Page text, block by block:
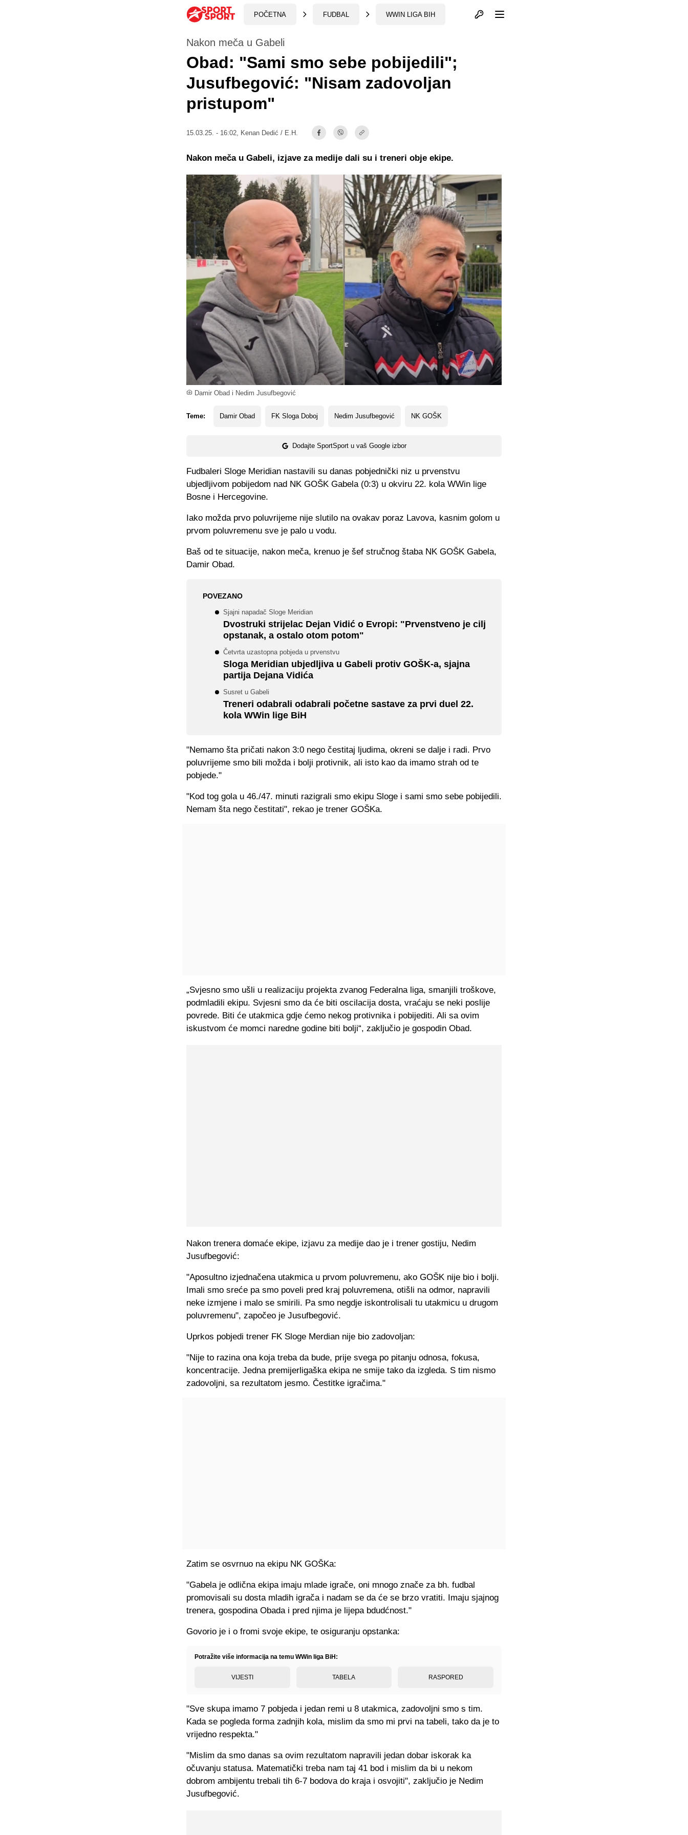
POČETNA FUDBAL WWIN LIGA BIH Otvori profil
Damir Obad i Nedim Jusufbegović
Nakon meča u Gabeli
Obad: "Sami smo sebe pobijedili";
Jusufbegović: "Nisam zadovoljan
pristupom"
15.03.25. - 16:02, Kenan Dedić / E.H.
Teme: Damir Obad FK Sloga Doboj Nedim Jusufbegović NK GOŠK
Dodajte SportSport u vaš Google izbor
Nakon meča u Gabeli, izjave za medije dali su i treneri obje ekipe.
Fudbaleri Sloge Meridian nastavili su danas pobjednički niz u prvenstvu
ubjedljivom pobijedom nad NK GOŠK Gabela (0:3) u okviru 22. kola WWin lige
Bosne i Hercegovine.
Iako možda prvo poluvrijeme nije slutilo na ovakav poraz Lavova, kasnim golom u
prvom poluvremenu sve je palo u vodu.
Baš od te situacije, nakon meča, krenuo je šef stručnog štaba NK GOŠK Gabela,
Damir Obad.
POVEZANO
Sjajni napadač Sloge Meridian
Dvostruki strijelac Dejan Vidić o Evropi: "Prvenstveno je cilj
opstanak, a ostalo otom potom"
Četvrta uzastopna pobjeda u prvenstvu
Sloga Meridian ubjedljiva u Gabeli protiv GOŠK-a, sjajna
partija Dejana Vidića
Susret u Gabeli
Treneri odabrali odabrali početne sastave za prvi duel 22.
kola WWin lige BiH
"Nemamo šta pričati nakon 3:0 nego čestitaj ljudima, okreni se dalje i radi. Prvo
poluvrijeme smo bili možda i bolji protivnik, ali isto kao da imamo strah od te
pobjede."
"Kod tog gola u 46./47. minuti razigrali smo ekipu Sloge i sami smo sebe pobijedili.
Nemam šta nego čestitati", rekao je trener GOŠKa.
„Svjesno smo ušli u realizaciju projekta zvanog Federalna liga, smanjili troškove,
podmladili ekipu. Svjesni smo da će biti oscilacija dosta, vraćaju se neki poslije
povrede. Biti će utakmica gdje ćemo nekog protivnika i pobijediti. Ali sa ovim
iskustvom će momci naredne godine biti bolji“, zaključio je gospodin Obad.
Nakon trenera domaće ekipe, izjavu za medije dao je i trener gostiju, Nedim
Jusufbegović:
"Aposultno izjednačena utakmica u prvom poluvremenu, ako GOŠK nije bio i bolji.
Imali smo sreće pa smo poveli pred kraj poluvremena, otišli na odmor, napravili
neke izmjene i malo se smirili. Pa smo negdje iskontrolisali tu utakmicu u drugom
poluvremenu", započeo je Jusufbegović.
Uprkos pobjedi trener FK Sloge Merdian nije bio zadovoljan:
"Nije to razina ona koja treba da bude, prije svega po pitanju odnosa, fokusa,
koncentracije. Jedna premijerligaška ekipa ne smije tako da izgleda. S tim nismo
zadovoljni, sa rezultatom jesmo. Čestitke igračima."
Zatim se osvrnuo na ekipu NK GOŠKa:
"Gabela je odlična ekipa imaju mlade igrače, oni mnogo znače za bh. fudbal
promovisali su dosta mladih igrača i nadam se da će se brzo vratiti. Imaju sjajnog
trenera, gospodina Obada i pred njima je lijepa bdudćnost."
Govorio je i o fromi svoje ekipe, te osiguranju opstanka:
Potražite više informacija na temu WWin liga BiH:
VIJESTI TABELA RASPORED
"Sve skupa imamo 7 pobjeda i jedan remi u 8 utakmica, zadovoljni smo s tim.
Kada se pogleda forma zadnjih kola, mislim da smo mi prvi na tabeli, tako da je to
vrijedno respekta."
"Mislim da smo danas sa ovim rezultatom napravili jedan dobar iskorak ka
očuvanju statusa. Matematički treba nam taj 41 bod i mislim da bi u nekom
dobrom ambijentu trebali tih 6-7 bodova do kraja i osvojiti", zaključio je Nedim
Jusufbegović.